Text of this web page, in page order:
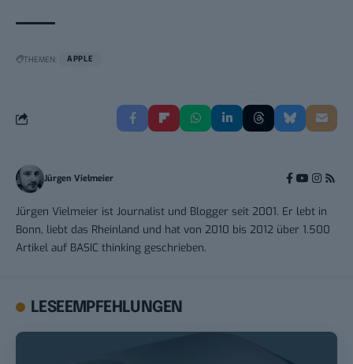
THEMEN: APPLE
Jürgen Vielmeier
Jürgen Vielmeier ist Journalist und Blogger seit 2001. Er lebt in
Bonn, liebt das Rheinland und hat von 2010 bis 2012 über 1.500
Artikel auf BASIC thinking geschrieben.
LESEEMPFEHLUNGEN